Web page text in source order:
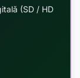
(SD / HD